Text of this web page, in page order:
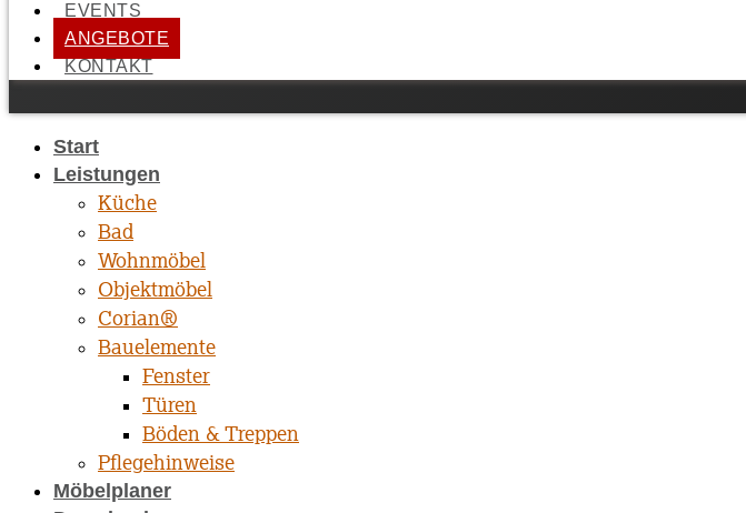
EVENTS
ANGEBOTE
KONTAKT
Start
Leistungen
Küche
Bad
Wohnmöbel
Objektmöbel
Corian®
Bauelemente
Fenster
Türen
Böden & Treppen
Pflegehinweise
Möbelplaner